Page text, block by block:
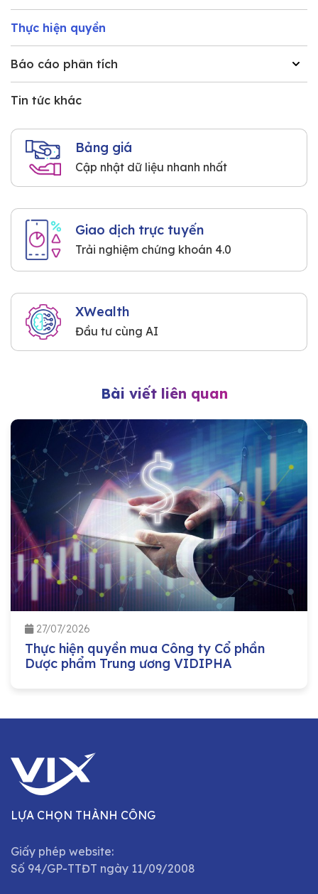
Thực hiện quyền
Báo cáo phân tích
Tin tức khác
Bảng giá
Cập nhật dữ liệu nhanh nhất
Giao dịch trực tuyến
Trải nghiệm chứng khoán 4.0
XWealth
Đầu tư cùng AI
Bài viết liên quan
27/07/2026
Thực hiện quyền mua Công ty Cổ phần
Dược phẩm Trung ương VIDIPHA
LỰA CHỌN THÀNH CÔNG
Giấy phép website:
Số 94/GP-TTĐT ngày 11/09/2008